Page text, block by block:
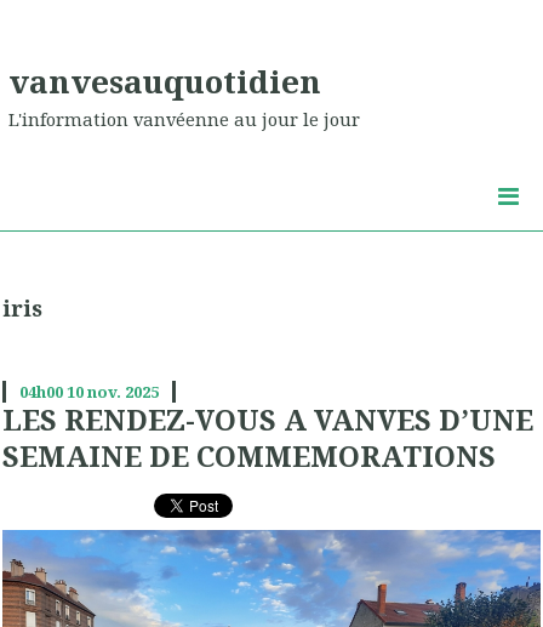
vanvesauquotidien
L'information vanvéenne au jour le jour
iris
04h0010nov. 2025
LES RENDEZ-VOUS A VANVES D’UNE
SEMAINE DE COMMEMORATIONS